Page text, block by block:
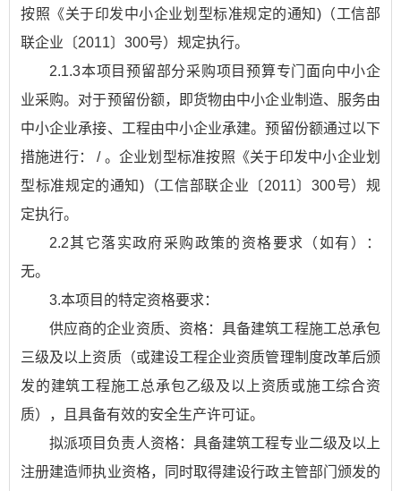
按照《关于印发中小企业划型标准规定的通知)（工信部
联企业〔2011〕300号）规定执行。
2.1.3本项目预留部分采购项目预算专门面向中小企
业采购。对于预留份额，即货物由中小企业制造、服务由
中小企业承接、工程由中小企业承建。预留份额通过以下
措施进行： / 。企业划型标准按照《关于印发中小企业划
型标准规定的通知)（工信部联企业〔2011〕300号）规
定执行。
2.2其它落实政府采购政策的资格要求（如有）：
无。
3.本项目的特定资格要求：
供应商的企业资质、资格：具备建筑工程施工总承包
三级及以上资质（或建设工程企业资质管理制度改革后颁
发的建筑工程施工总承包乙级及以上资质或施工综合资
质），且具备有效的安全生产许可证。
拟派项目负责人资格：具备建筑工程专业二级及以上
注册建造师执业资格，同时取得建设行政主管部门颁发的